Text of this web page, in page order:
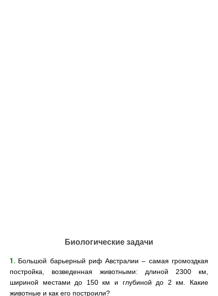
Биологические задачи
1. Большой барьерный риф Австралии – самая громоздкая
постройка, возведенная животными: длиной 2300 км,
шириной местами до 150 км и глубиной до 2 км. Какие
животные и как его построили?